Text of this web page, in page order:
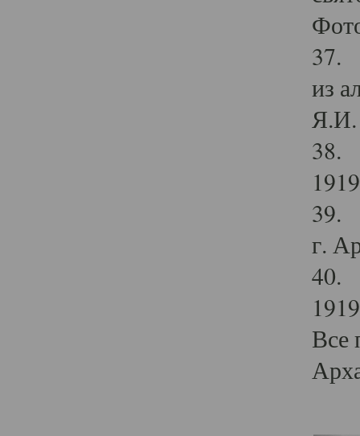
37.
из
Я.И.
38.
39.
г.
40.
Все